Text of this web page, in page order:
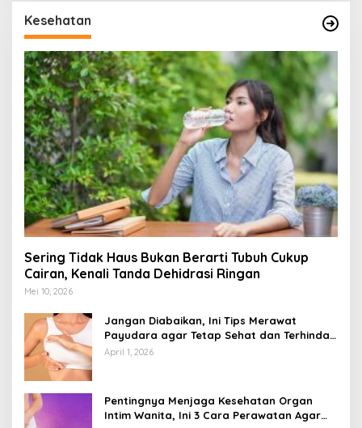
Kesehatan
Sering Tidak Haus Bukan Berarti Tubuh Cukup
Cairan, Kenali Tanda Dehidrasi Ringan
Mei 10, 2026
Jangan Diabaikan, Ini Tips Merawat
Payudara agar Tetap Sehat dan Terhindar
dari Risiko Penyakit
April 1, 2026
Pentingnya Menjaga Kesehatan Organ
Intim Wanita, Ini 3 Cara Perawatan Agar